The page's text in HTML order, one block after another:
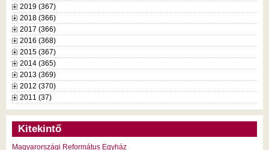
2019 (367)
2018 (366)
2017 (366)
2016 (368)
2015 (367)
2014 (365)
2013 (369)
2012 (370)
2011 (37)
Kitekintő
Magyarországi Református Egyház